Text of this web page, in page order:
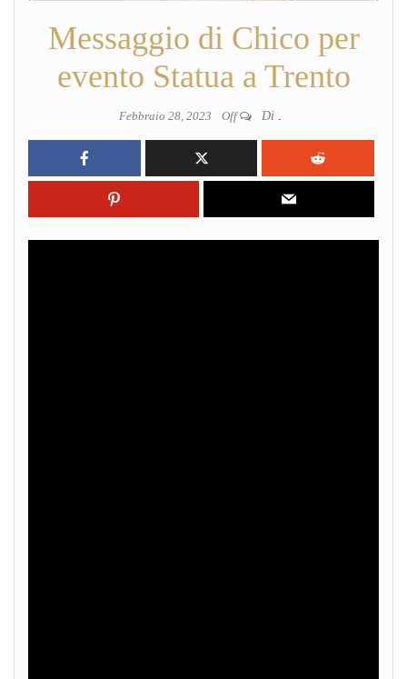
Messaggio di Chico per
evento Statua a Trento
Febbraio 28, 2023 Off Di